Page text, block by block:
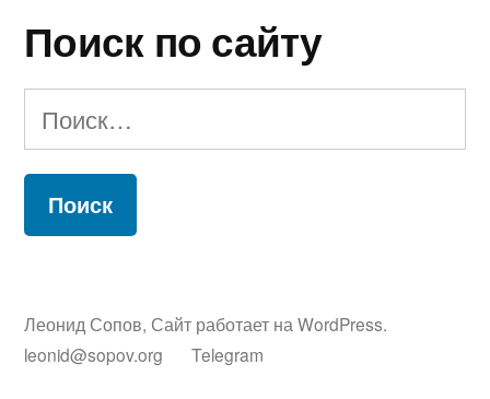
Поиск по сайту
Найти:
Леонид Сопов, Сайт работает на WordPress.
leonid@sopov.org
Telegram